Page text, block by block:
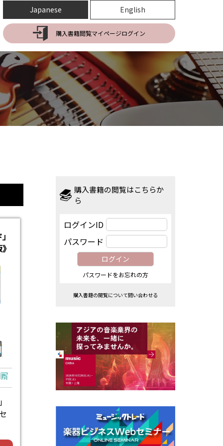
Japanese English
購入書籍閲覧マイページログイン
購入書籍の閲覧はこちらか
ら
ログインID
パスワード
パスワードをお忘れの方
購入書籍の閲覧について問い合わせる